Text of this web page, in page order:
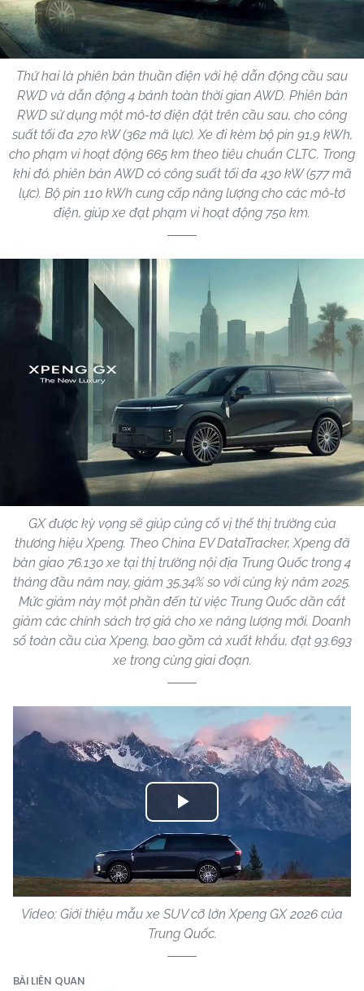
Thứ hai là phiên bản thuần điện với hệ dẫn động cầu sau
RWD và dẫn động 4 bánh toàn thời gian AWD. Phiên bản
RWD sử dụng một mô-tơ điện đặt trên cầu sau, cho công
suất tối đa 270 kW (362 mã lực). Xe đi kèm bộ pin 91,9 kWh,
cho phạm vi hoạt động 665 km theo tiêu chuẩn CLTC. Trong
khi đó, phiên bản AWD có công suất tối đa 430 kW (577 mã
lực). Bộ pin 110 kWh cung cấp năng lượng cho các mô-tơ
điện, giúp xe đạt phạm vi hoạt động 750 km.
GX được kỳ vọng sẽ giúp củng cố vị thế thị trường của
thương hiệu Xpeng. Theo China EV DataTracker, Xpeng đã
bàn giao 76.130 xe tại thị trường nội địa Trung Quốc trong 4
tháng đầu năm nay, giảm 35,34% so với cùng kỳ năm 2025.
Mức giảm này một phần đến từ việc Trung Quốc dần cắt
giảm các chính sách trợ giá cho xe năng lượng mới. Doanh
số toàn cầu của Xpeng, bao gồm cả xuất khẩu, đạt 93.693
xe trong cùng giai đoạn.
Play
Video
Video: Giới thiệu mẫu xe SUV cỡ lớn Xpeng GX 2026 của
Trung Quốc.
BÀI LIÊN QUAN